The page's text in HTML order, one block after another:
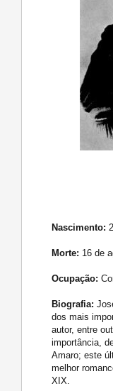
Nascimento:
Morte: 16 de
Ocupação:
Biografia:
dos mais
autor, entre
importância,
Amaro; este
melhor
XIX.